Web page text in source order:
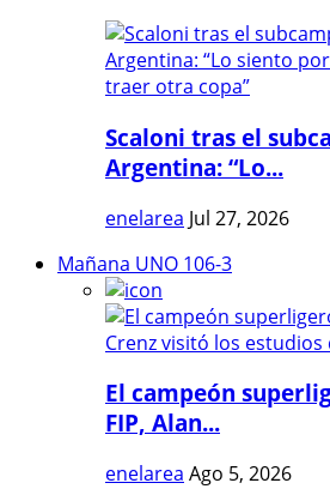
Scaloni tras el
Argentina: “Lo...
enelarea Jul 27, 2026
Mañana UNO 106-3
El campeón
FIP, Alan...
enelarea Ago 5, 2026